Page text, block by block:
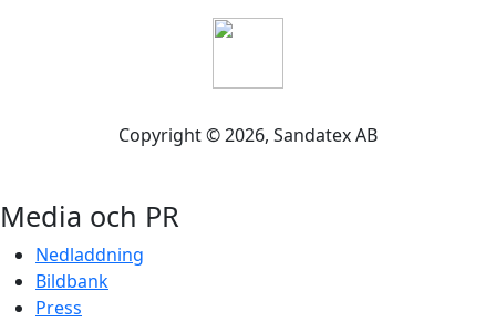
Copyright ©2026, Sandatex AB
Media och PR
Nedladdning
Bildbank
Press